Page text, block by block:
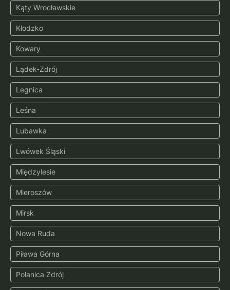
Kąty Wrocławskie
Kłodzko
Kowary
Lądek-Zdrój
Legnica
Leśna
Lubawka
Lwówek Śląski
Międzylesie
Mieroszów
Mirsk
Nowa Ruda
Piława Górna
Polanica Zdrój